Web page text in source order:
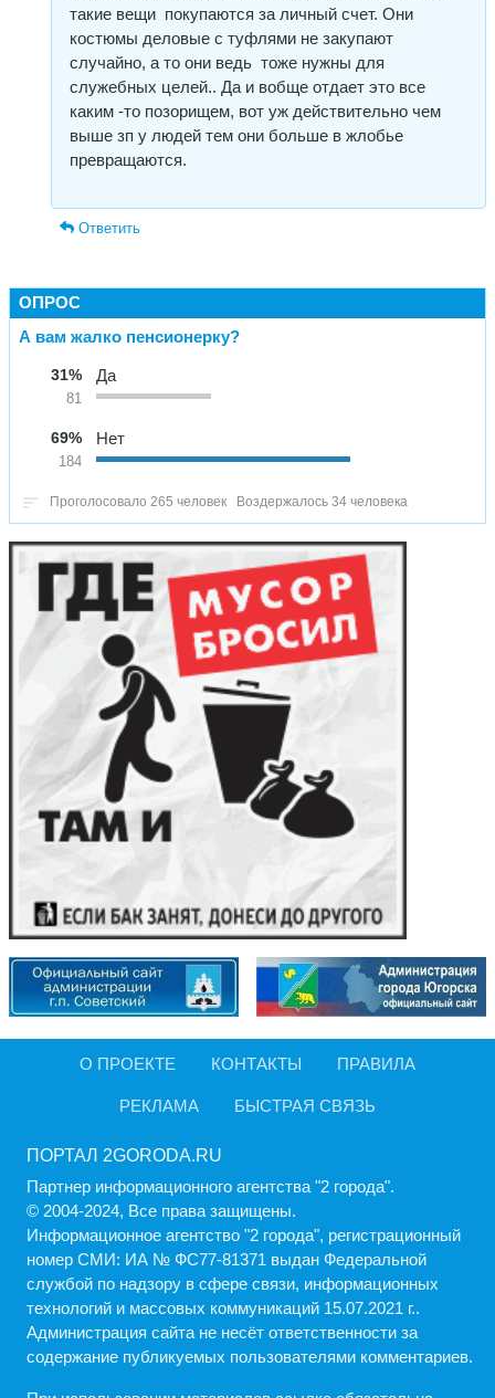
такие вещи покупаются за личный счет. Они
костюмы деловые с туфлями не закупают
случайно, а то они ведь тоже нужны для
служебных целей.. Да и вобще отдает это все
каким -то позорищем, вот уж действительно чем
выше зп у людей тем они больше в жлобье
превращаются.
Ответить
ОПРОС
А вам жалко пенсионерку?
31%
81
Да
69%
184
Нет
Проголосовало 265 человек Воздержалось 34 человека
О ПРОЕКТЕ КОНТАКТЫ ПРАВИЛА
РЕКЛАМА БЫСТРАЯ СВЯЗЬ
ПОРТАЛ 2GORODA.RU
Партнер информационного агентства "2 города".
© 2004-2024, Все права защищены.
Информационное агентство "2 города", регистрационный
номер СМИ: ИА № ФС77-81371 выдан Федеральной
службой по надзору в сфере связи, информационных
технологий и массовых коммуникаций 15.07.2021 г..
Администрация cайта не несёт ответственности за
содержание публикуемых пользователями комментариев.